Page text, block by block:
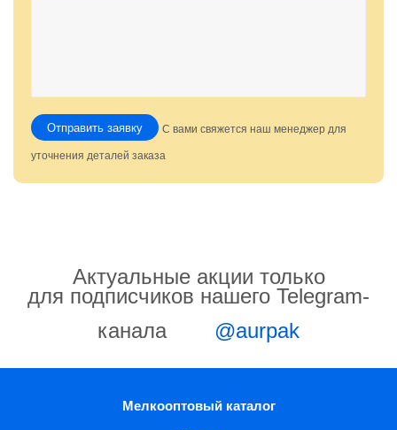
Отправить заявку С вами свяжется наш менеджер для
уточнения деталей заказа
Актуальные акции только
для подписчиков нашего Telegram-
канала
@aurpak
Мелкооптовый каталог